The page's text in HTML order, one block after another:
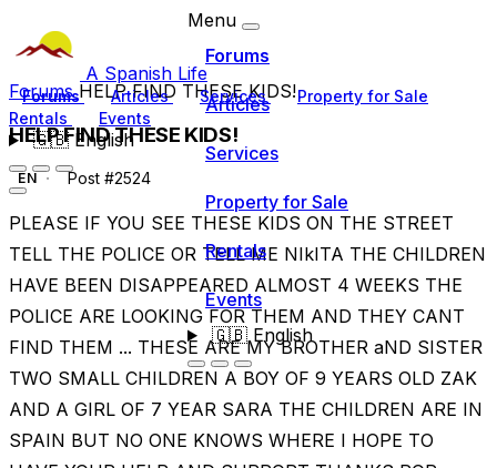
A Spanish Life
Forums Articles Services
Property for Sale
Rentals
Events
🇬🇧English
Menu
Forums
Articles
Services
Property for Sale
Rentals
Events
🇬🇧English
ForumsHELP FIND THESE KIDS!
HELP FIND THESE KIDS!
EN Post #2524
PLEASE IF YOU SEE THESE KIDS ON THE STREET
TELL THE POLICE OR TELL ME NIkITA THE CHILDREN
HAVE BEEN DISAPPEARED ALMOST 4 WEEKS THE
POLICE ARE LOOKING FOR THEM AND THEY CANT
FIND THEM ... THESE ARE MY BROTHER aND SISTER
TWO SMALL CHILDREN A BOY OF 9 YEARS OLD ZAK
AND A GIRL OF 7 YEAR SARA THE CHILDREN ARE IN
SPAIN BUT NO ONE KNOWS WHERE I HOPE TO